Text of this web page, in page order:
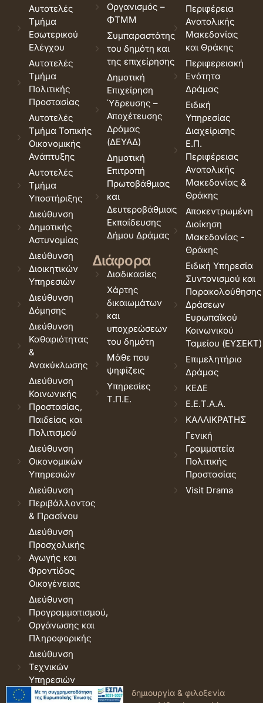
Αυτοτελές
Τμήμα
Εσωτερικού
Ελέγχου
Αυτοτελές
Τμήμα
Πολιτικής
Προστασίας
Αυτοτελές
Τμήμα Τοπικής
Οικονομικής
Ανάπτυξης
Αυτοτελές
Τμήμα
Υποστήριξης
Διεύθυνση
Δημοτικής
Αστυνομίας
Διεύθυνση
Διοικητικών
Υπηρεσιών
Διεύθυνση
Δόμησης
Διεύθυνση
Καθαριότητας
&
Ανακύκλωσης
Διεύθυνση
Κοινωνικής
Προστασίας,
Παιδείας και
Πολιτισμού
Διεύθυνση
Οικονομικών
Υπηρεσιών
Διεύθυνση
Περιβάλλοντος
& Πρασίνου
Διεύθυνση
Προσχολικής
Αγωγής και
Φροντίδας
Οικογένειας
Διεύθυνση
Προγραμματισμού,
Οργάνωσης και
Πληροφορικής
Διεύθυνση
Τεχνικών
Υπηρεσιών
Οργανισμός –
ΦΤΜΜ
Συμπαραστάτης
του δημότη και
της επιχείρησης
Δημοτική
Επιχείρηση
Ύδρευσης –
Αποχέτευσης
Δράμας
(ΔΕΥΑΔ)
Δημοτική
Επιτροπή
Πρωτοβάθμιας
και
Δευτεροβάθμιας
Εκπαίδευσης
Δήμου Δράμας
Διάφορα
Διαδικασίες
Χάρτης
δικαιωμάτων
και
υποχρεώσεων
του δημότη
Μάθε που
ψηφίζεις
Υπηρεσίες
Τ.Π.Ε.
Περιφέρεια
Ανατολικής
Μακεδονίας
και Θράκης
Περιφερειακή
Ενότητα
Δράμας
Ειδική
Υπηρεσίας
Διαχείρισης
Ε.Π.
Περιφέρειας
Ανατολικής
Μακεδονίας &
Θράκης
Αποκεντρωμένη
Διοίκηση
Μακεδονίας -
Θράκης
Ειδική Υπηρεσία
Συντονισμού και
Παρακολούθησης
Δράσεων
Ευρωπαϊκού
Κοινωνικού
Ταμείου (ΕΥΣΕΚΤ)
Επιμελητήριο
Δράμας
ΚΕΔΕ
Ε.Ε.Τ.Α.Α.
ΚΑΛΛΙΚΡΑΤΗΣ
Γενική
Γραμματεία
Πολιτικής
Προστασίας
Visit Drama
© 2026 Δήμος Δράμας. Όροι
δημιουργία & φιλοξενία